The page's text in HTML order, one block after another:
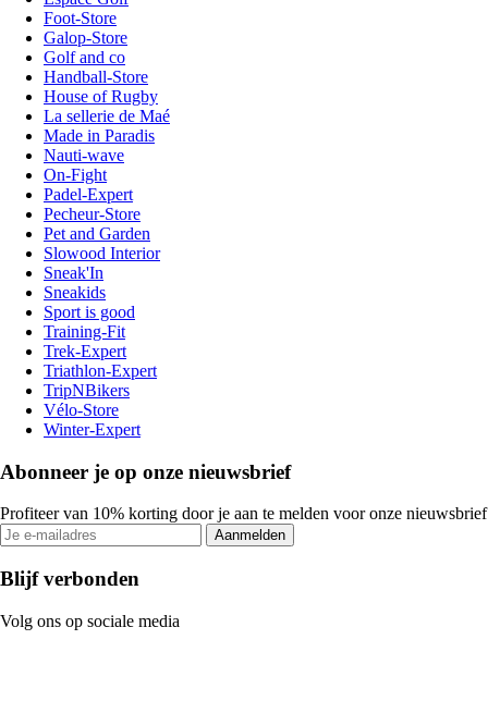
Foot-Store
Galop-Store
Golf and co
Handball-Store
House of Rugby
La sellerie de Maé
Made in Paradis
Nauti-wave
On-Fight
Padel-Expert
Pecheur-Store
Pet and Garden
Slowood Interior
Sneak'In
Sneakids
Sport is good
Training-Fit
Trek-Expert
Triathlon-Expert
TripNBikers
Vélo-Store
Winter-Expert
Abonneer je op onze nieuwsbrief
Profiteer van 10% korting door je aan te melden voor onze nieuwsbrief
Aanmelden
Blijf verbonden
Volg ons op sociale media